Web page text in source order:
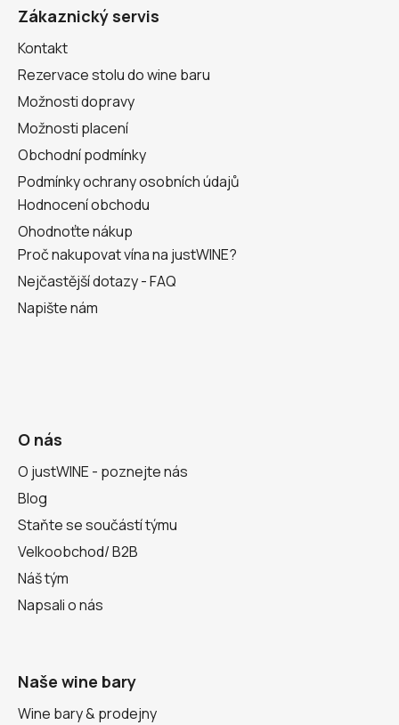
Zákaznický servis
Kontakt
Rezervace stolu do wine baru
Možnosti dopravy
Možnosti placení
Obchodní podmínky
Podmínky ochrany osobních údajů
Hodnocení obchodu
Ohodnoťte nákup
Proč nakupovat vína na justWINE?
Nejčastější dotazy - FAQ
Napište nám
O nás
O justWINE - poznejte nás
Blog
Staňte se součástí týmu
Velkoobchod/ B2B
Náš tým
Napsali o nás
Naše wine bary
Wine bary & prodejny